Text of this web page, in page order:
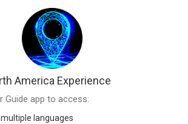
America Experience
Guide app to access:
languages